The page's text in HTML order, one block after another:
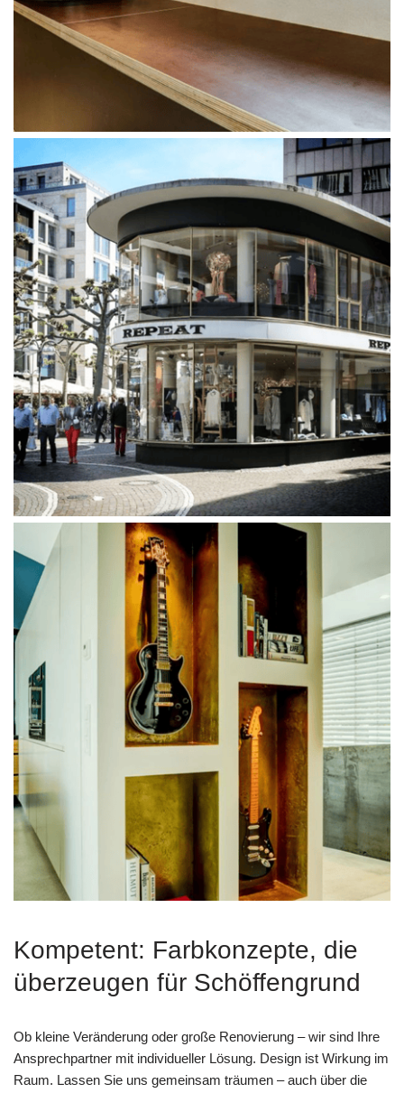
Kompetent: Farbkonzepte, die
überzeugen für Schöffengrund
Ob kleine Veränderung oder große Renovierung – wir sind Ihre
Ansprechpartner mit individueller Lösung. Design ist Wirkung im
Raum. Lassen Sie uns gemeinsam träumen – auch über die